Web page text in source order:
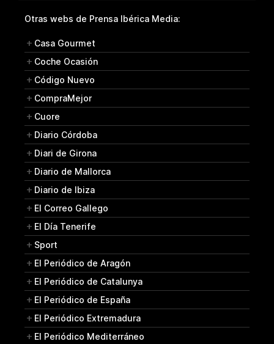
Otras webs de Prensa Ibérica Media:
Casa Gourmet
Coche Ocasión
Código Nuevo
CompraMejor
Cuore
Diario Córdoba
Diari de Girona
Diario de Mallorca
Diario de Ibiza
El Correo Gallego
El Día Tenerife
Sport
El Periódico de Aragón
El Periódico de Catalunya
El Periódico de España
El Periódico Extremadura
El Periódico Mediterráneo